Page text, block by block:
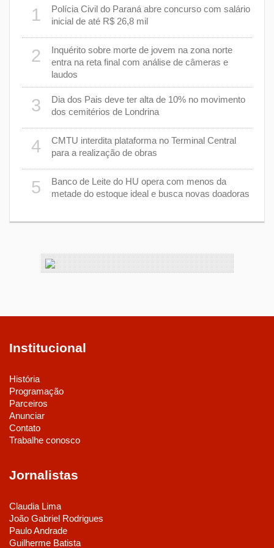
1
Polícia Civil do Paraná abre concurso com salário
inicial de até R$ 26,8 mil
2
Inquérito sobre morte de jovem na zona norte
entra na reta final com análise de câmeras e
laudos
3
Dia dos Pais deve ter alta de 10% no movimento
dos cemitérios de Londrina
4
CMTU interdita plataforma no Terminal Central
para a realização de obras
5
Banco de Leite do HU opera com menos da
metade do estoque ideal e busca novas doadoras
Institucional
História
Programação
Parceiros
Anunciar
Contato
Trabalhe conosco
Jornalistas
Claudia Lima
João Gabriel Rodrigues
Paulo Andrade
Guilherme Batista